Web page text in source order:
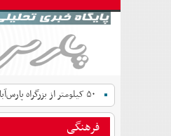
۵۰ کیلومتر از بزرگراه پارس‌آباد – بران تا پایان امسال زیر بار ترافیک می‌رود
فرهنگی